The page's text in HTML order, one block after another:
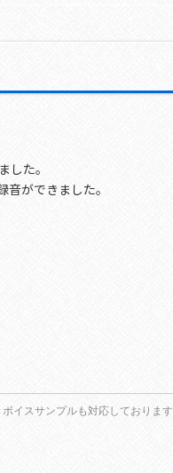
た。
ができました。
イスサンプルも対応しております